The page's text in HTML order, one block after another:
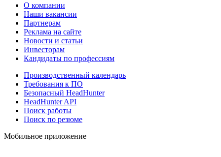
О компании
Наши вакансии
Партнерам
Реклама на сайте
Новости и статьи
Инвесторам
Кандидаты по профессиям
Производственный календарь
Требования к ПО
Безопасный HeadHunter
HeadHunter API
Поиск работы
Поиск по резюме
Мобильное приложение